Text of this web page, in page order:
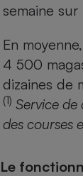
semaine
En
4 500
dizaines de
(1) Service
des courses
Le